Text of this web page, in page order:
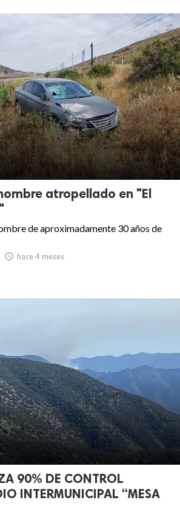
atropellado en "El
de aproximadamente 30 años de
 hace 4 meses
90% DE CONTROL
INTERMUNICIPAL “MESA